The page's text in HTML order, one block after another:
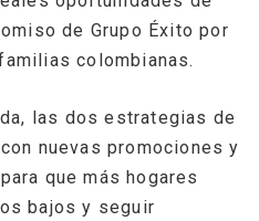
de Grupo Éxito por
colombianas.
las dos estrategias de
nuevas promociones y
que más hogares
bajos y seguir